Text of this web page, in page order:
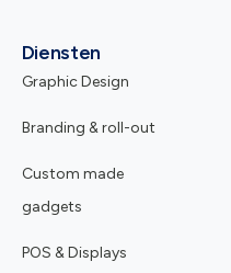
Diensten
Graphic Design
Branding & roll-out
Custom made
gadgets
POS & Displays